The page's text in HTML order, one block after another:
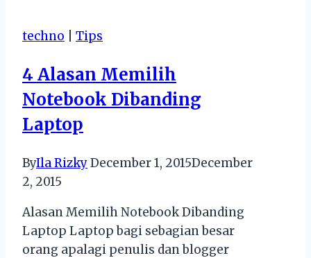
Tips
techno Tips
4 Alasan Memilih
Notebook Dibanding
Laptop
ByIla RizkyDecember 1, 2015December
2, 2015
Alasan Memilih Notebook Dibanding
Laptop Laptop bagi sebagian besar
orang apalagi penulis dan blogger